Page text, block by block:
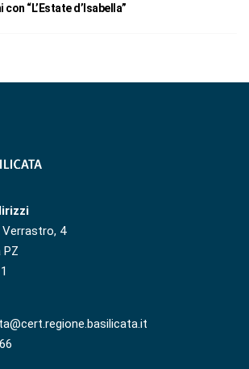
“L’Estate d’Isabella”
4
PZ